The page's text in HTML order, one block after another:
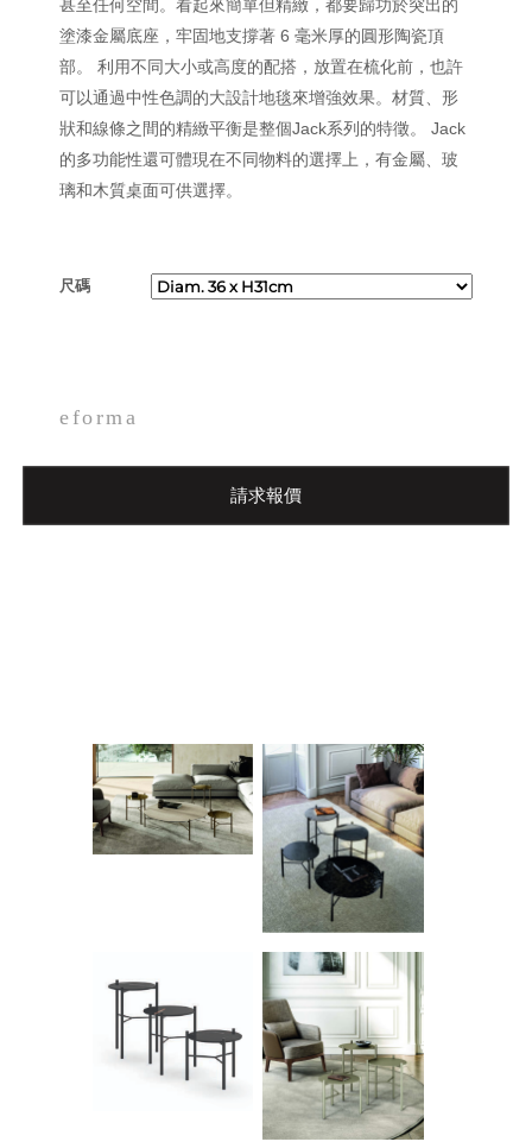
甚至任何空間。看起來簡單但精緻，都要歸功於突出的
塗漆金屬底座，牢固地支撐著 6 毫米厚的圓形陶瓷頂
部。 利用不同大小或高度的配搭，放置在梳化前，也許
可以通過中性色調的大設計地毯來增強效果。材質、形
狀和線條之間的精緻平衡是整個Jack系列的特徵。 Jack
的多功能性還可體現在不同物料的選擇上，有金屬、玻
璃和木質桌面可供選擇。
尺碼
eforma